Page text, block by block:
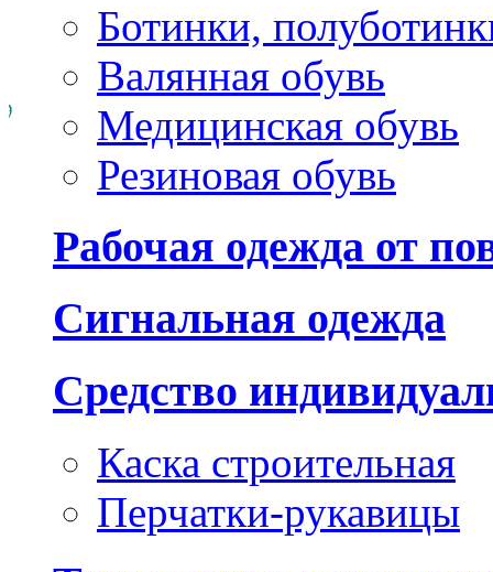
Ботинки,
Валянная обувь
Медицинская обувь
Резиновая обувь
Рабочая одежда от
Сигнальная одежда
Средство
Каска строительная
Перчатки-рукавицы